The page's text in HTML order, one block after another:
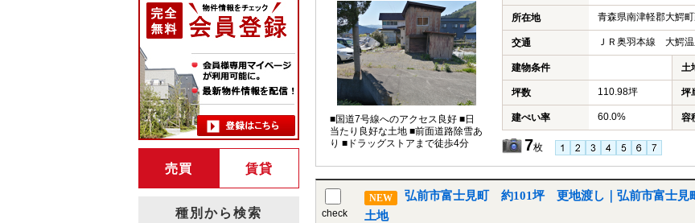
■国道7号線へのアクセス良好 ■日
当たり良好な土地 ■前面道路除雪あ
り ■ドラッグストアまで徒歩4分
所在地 青森県南津軽郡大鰐
交通 ＪＲ奥羽本線 大鰐
建物条件 土
坪数 110.98坪 坪
建ぺい率 60.0% 容
7枚
check
NEW
弘前市富士見町 約101坪 更地渡し｜弘前市富士見
土地
売買 賃貸
種別から検索